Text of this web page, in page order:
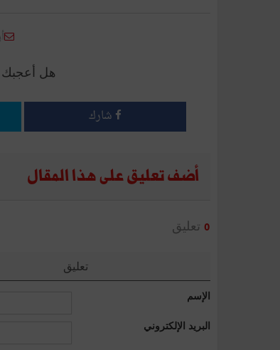
هل أعجبك
شارك
أضف تعليق على هذا المقال
0 تعليق
تعليق
الإسم
البريد الإلكتروني